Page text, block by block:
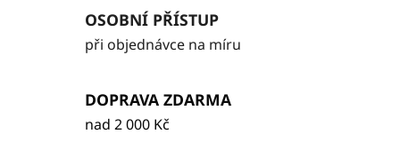
OSOBNÍ PŘÍSTUP
při objednávce na míru
DOPRAVA ZDARMA
nad 2 000 Kč